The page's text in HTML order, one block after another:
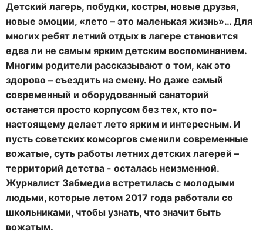
Детский лагерь, побудки, костры, новые друзья,
новые эмоции, «лето – это маленькая жизнь»… Для
многих ребят летний отдых в лагере становится
едва ли не самым ярким детским воспоминанием.
Многим родители рассказывают о том, как это
здорово – съездить на смену. Но даже самый
современный и оборудованный санаторий
останется просто корпусом без тех, кто по-
настоящему делает лето ярким и интересным. И
пусть советских комсоргов сменили современные
вожатые, суть работы летних детских лагерей –
территорий детства - осталась неизменной.
Журналист Забмедиа встретилась с молодыми
людьми, которые летом 2017 года работали со
школьниками, чтобы узнать, что значит быть
вожатым.